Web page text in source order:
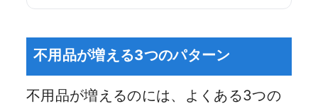
不用品が増える3つのパターン
不用品が増えるのには、よくある3つの